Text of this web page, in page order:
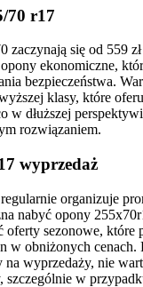
70 r17
zaczynają się od 559
ekonomiczne,
bezpieczeństwa.
klasy, które
w dłuższej
rozwiązaniem.
wyprzedaż
organizuje
nabyć opony
oferty sezonowe, które
w obniżonych cenach.
na wyprzedaży, nie
szczególnie w